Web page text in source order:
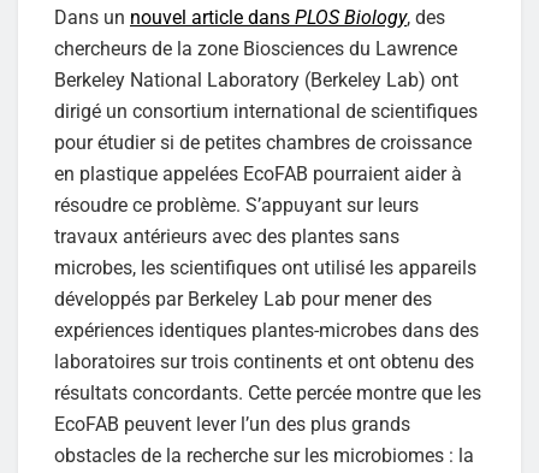
Dans un nouvel article dans PLOS Biology, des
chercheurs de la zone Biosciences du Lawrence
Berkeley National Laboratory (Berkeley Lab) ont
dirigé un consortium international de scientifiques
pour étudier si de petites chambres de croissance
en plastique appelées EcoFAB pourraient aider à
résoudre ce problème. S’appuyant sur leurs
travaux antérieurs avec des plantes sans
microbes, les scientifiques ont utilisé les appareils
développés par Berkeley Lab pour mener des
expériences identiques plantes-microbes dans des
laboratoires sur trois continents et ont obtenu des
résultats concordants. Cette percée montre que les
EcoFAB peuvent lever l’un des plus grands
obstacles de la recherche sur les microbiomes : la